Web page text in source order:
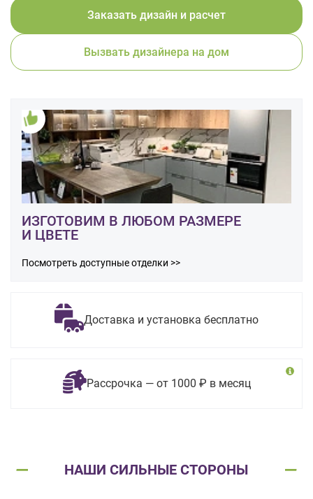
Заказать дизайн и расчет
Вызвать дизайнера на дом
ИЗГОТОВИМ В ЛЮБОМ РАЗМЕРЕ
И ЦВЕТЕ
Посмотреть доступные отделки >>
Доставка и установка бесплатно
Рассрочка — от 1000 ₽ в месяц
НАШИ СИЛЬНЫЕ СТОРОНЫ